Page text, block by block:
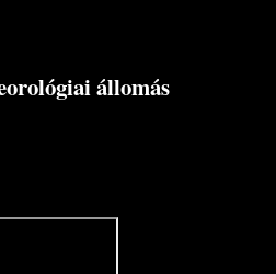
állomás